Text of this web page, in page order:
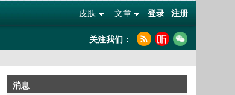
登录 注册
文章
皮肤
关注我们：
消息